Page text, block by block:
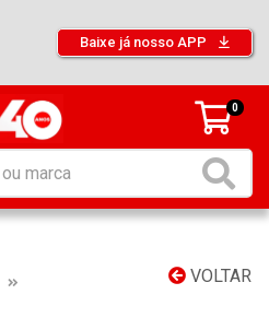
Baixe já nosso APP
0
VOLTAR